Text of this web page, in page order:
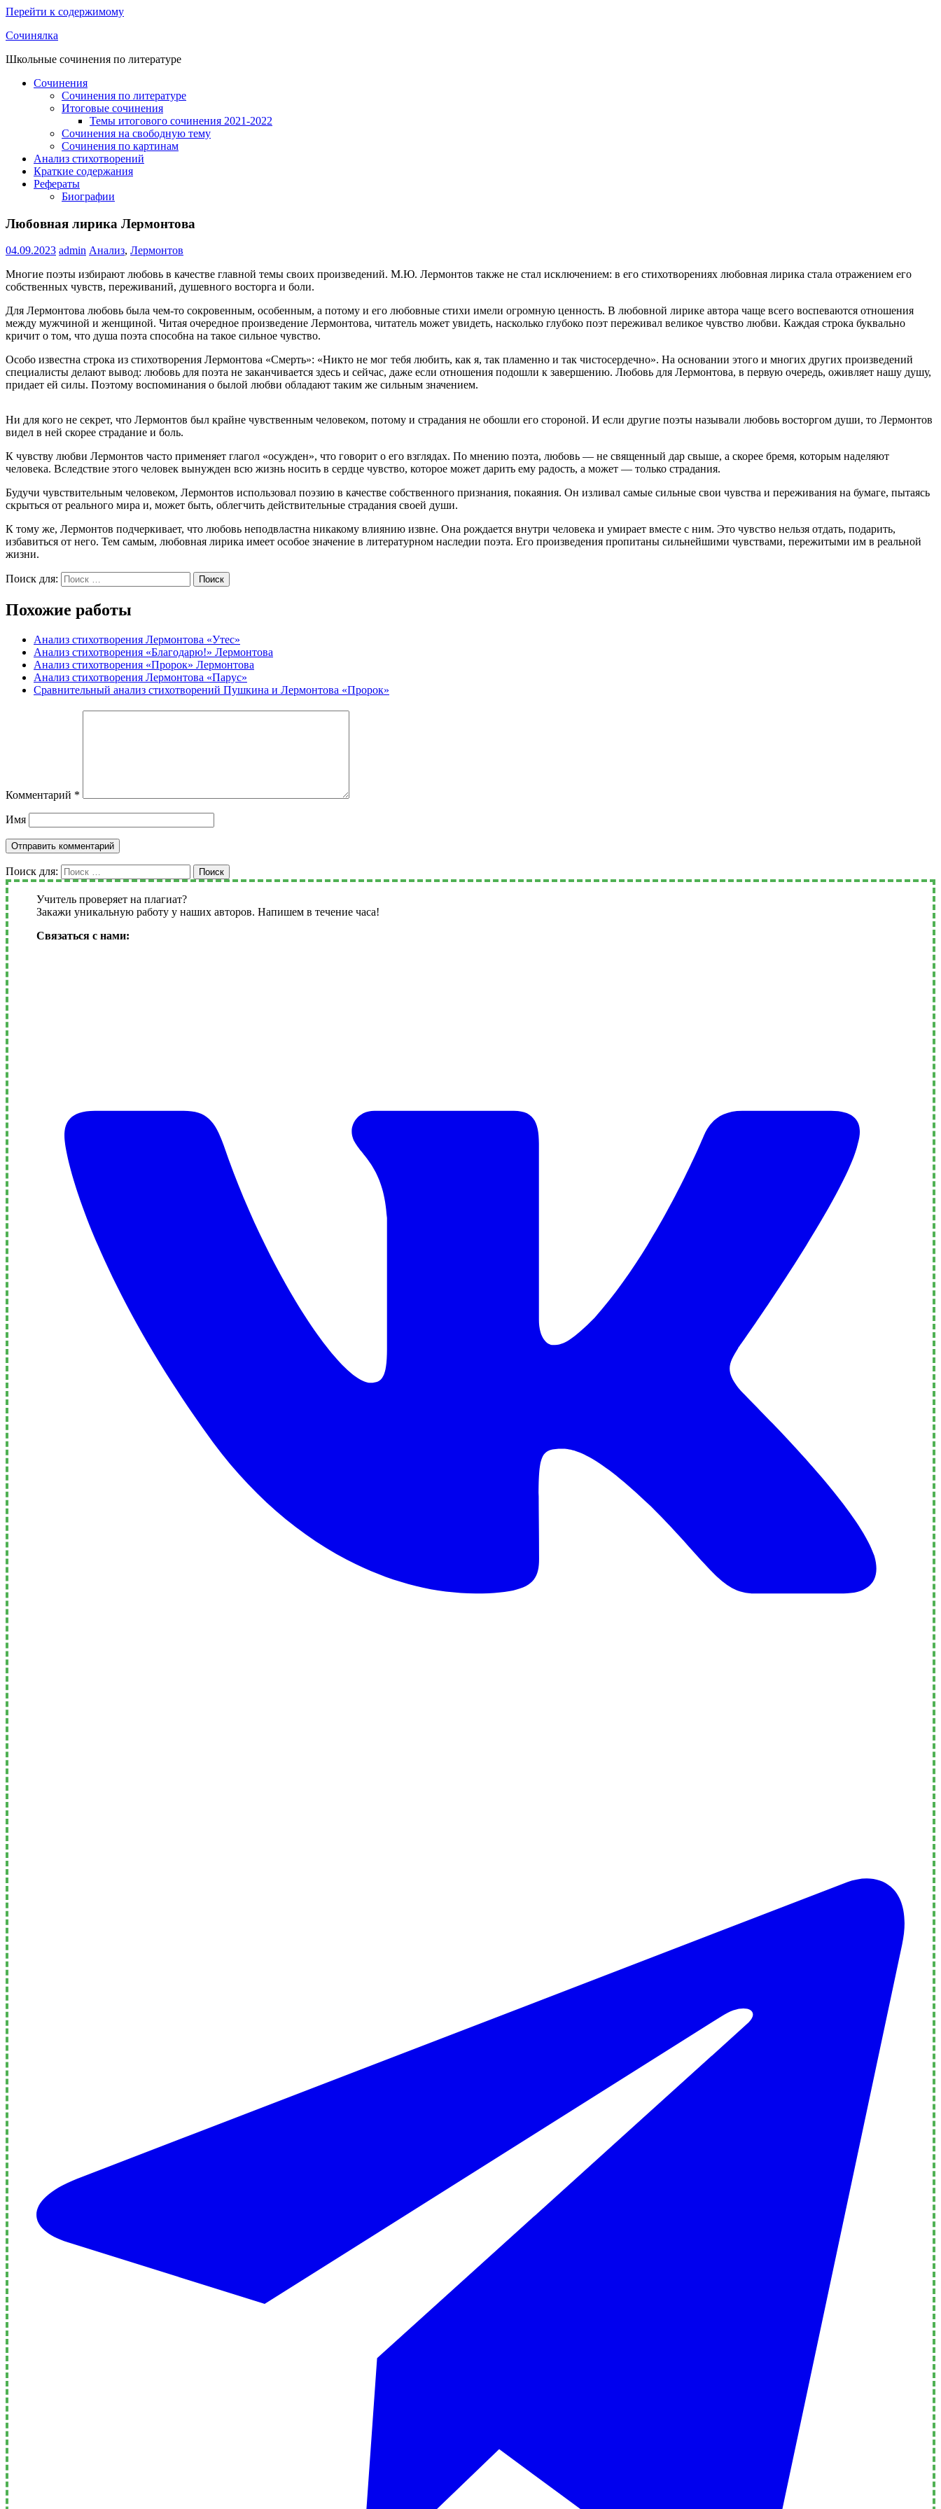
Перейти к содержимому
Сочинялка
Школьные сочинения по литературе
Сочинения
Сочинения по литературе
Итоговые сочинения
Темы итогового сочинения 2021-2022
Сочинения на свободную тему
Сочинения по картинам
Анализ стихотворений
Краткие содержания
Рефераты
Биографии
Любовная лирика Лермонтова
04.09.2023 admin Анализ, Лермонтов
Многие поэты избирают любовь в качестве главной темы своих произведений. М.Ю. Лермонтов также не стал исключением: в его стихотворениях любовная лирика стала отражением его
собственных чувств, переживаний, душевного восторга и боли.
Для Лермонтова любовь была чем-то сокровенным, особенным, а потому и его любовные стихи имели огромную ценность. В любовной лирике автора чаще всего воспеваются отношения
между мужчиной и женщиной. Читая очередное произведение Лермонтова, читатель может увидеть, насколько глубоко поэт переживал великое чувство любви. Каждая строка буквально
кричит о том, что душа поэта способна на такое сильное чувство.
Особо известна строка из стихотворения Лермонтова «Смерть»: «Никто не мог тебя любить, как я, так пламенно и так чистосердечно». На основании этого и многих других произведений
специалисты делают вывод: любовь для поэта не заканчивается здесь и сейчас, даже если отношения подошли к завершению. Любовь для Лермонтова, в первую очередь, оживляет нашу душу,
придает ей силы. Поэтому воспоминания о былой любви обладают таким же сильным значением.
Ни для кого не секрет, что Лермонтов был крайне чувственным человеком, потому и страдания не обошли его стороной. И если другие поэты называли любовь восторгом души, то Лермонтов
видел в ней скорее страдание и боль.
К чувству любви Лермонтов часто применяет глагол «осужден», что говорит о его взглядах. По мнению поэта, любовь — не священный дар свыше, а скорее бремя, которым наделяют
человека. Вследствие этого человек вынужден всю жизнь носить в сердце чувство, которое может дарить ему радость, а может — только страдания.
Будучи чувствительным человеком, Лермонтов использовал поэзию в качестве собственного признания, покаяния. Он изливал самые сильные свои чувства и переживания на бумаге, пытаясь
скрыться от реального мира и, может быть, облегчить действительные страдания своей души.
К тому же, Лермонтов подчеркивает, что любовь неподвластна никакому влиянию извне. Она рождается внутри человека и умирает вместе с ним. Это чувство нельзя отдать, подарить,
избавиться от него. Тем самым, любовная лирика имеет особое значение в литературном наследии поэта. Его произведения пропитаны сильнейшими чувствами, пережитыми им в реальной
жизни.
Поиск для: Поиск
Похожие работы
Анализ стихотворения Лермонтова «Утес»
Анализ стихотворения «Благодарю!» Лермонтова
Анализ стихотворения «Пророк» Лермонтова
Анализ стихотворения Лермонтова «Парус»
Сравнительный анализ стихотворений Пушкина и Лермонтова «Пророк»
Комментарий *
Имя
Поиск для: Поиск
Учитель проверяет на плагиат?
Закажи уникальную работу у наших авторов. Напишем в течение часа!
Связаться с нами: